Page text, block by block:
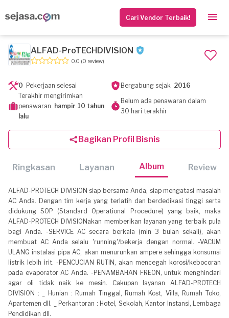
Cari Vendor Terbaik!
ALFAD-ProTECHDIVISION
0.0 (0 review)
0 Pekerjaan selesai Bergabung sejak 2016
Terakhir mengirimkan
penawaran hampir 10 tahun
lalu
Belum ada penawaran dalam
30 hari terakhir
Bagikan Profil Bisnis
Ringkasan Layanan Album Review
ALFAD-PROTECH DIVISION siap bersama Anda, siap mengatasi masalah
AC Anda. Dengan tim kerja yang terlatih dan berdedikasi tinggi serta
didukung SOP (Standard Operational Procedure) yang baik, maka
ALFAD-PROTECH DIVISIONakan memberikan layanan yang terbaik pula
bagi Anda. -SERVICE AC secara berkala (min 3 bulan sekali), akan
membuat AC Anda selalu 'running'/bekerja dengan normal. -VACUM
ULANG instalasi pipa AC, akan menurunkan ampere sehingga konsumsi
listrik lebih irit. -PENCUCIAN RUTIN, akan mencegah korosi/kebocoran
pada evaporator AC Anda. -PENAMBAHAN FREON, untuk menghindari
agar oli tidak naik ke mesin. Cakupan layanan ALFAD-PROTECH
DIVISION : _ Hunian : Rumah Tinggal, Rumah Kost, Villa, Rumah Toko,
Apartemen dll. _ Perkantoran : Hotel, Sekolah, Kantor Instansi, Lembaga
Pendidikan dll.